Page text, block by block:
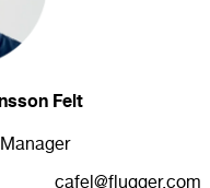
Felt
cafel@flugger.com